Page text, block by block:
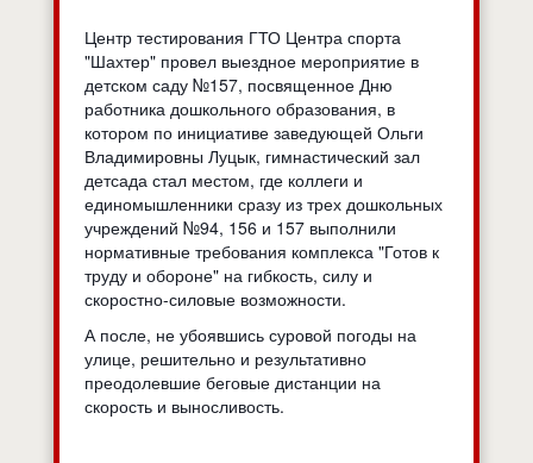
Центр тестирования ГТО Центра спорта
"Шахтер" провел выездное мероприятие в
детском саду №157, посвященное Дню
работника дошкольного образования, в
котором по инициативе заведующей Ольги
Владимировны Луцык, гимнастический зал
детсада стал местом, где коллеги и
единомышленники сразу из трех дошкольных
учреждений №94, 156 и 157 выполнили
нормативные требования комплекса "Готов к
труду и обороне" на гибкость, силу и
скоростно-силовые возможности.
А после, не убоявшись суровой погоды на
улице, решительно и результативно
преодолевшие беговые дистанции на
скорость и выносливость.